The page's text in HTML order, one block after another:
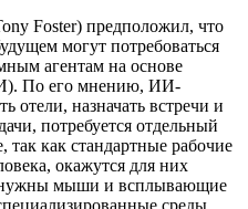
Foster) предположил, что
могут потребоваться
агентам на основе
По его мнению, ИИ-
отели, назначать встречи и
потребуется отдельный
так как стандартные рабочие
окажутся для них
мыши и всплывающие